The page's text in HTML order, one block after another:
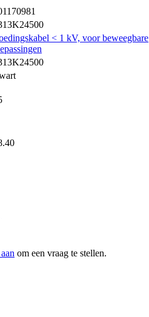
< 1 kV, voor beweegbare
om een vraag te stellen.